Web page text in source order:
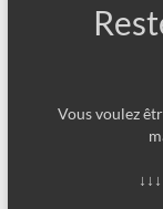
Vous voulez